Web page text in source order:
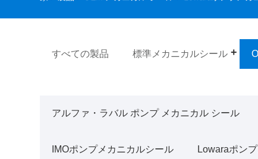
すべての製品 標準メカニカルシール
アルファ・ラバル ポンプ メカニカル シール
IMOポンプメカニカルシール Lowaraポン